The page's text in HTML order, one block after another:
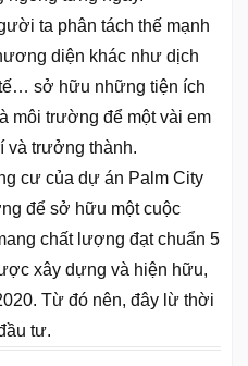
ta phân tách thế mạnh
diện khác như dịch
sở hữu những tiện ích
môi trường để một vài em
và trưởng thành.
cư của dự án Palm City
để sở hữu một cuộc
chất lượng đạt chuẩn 5
xây dựng và hiện hữu,
Từ đó nên, đây lừ thời
tư.